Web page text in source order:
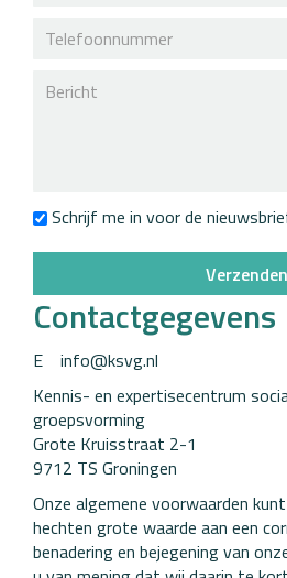
Telefoonnummer
Bericht
Schrijf me in voor de
Verzenden
Contactgegevens
E info@ksvg.nl
Kennis- en expertisecentrum
groepsvorming
Grote Kruisstraat 2-1
9712 TS Groningen
Onze algemene voorwaarden
hechten grote waarde aan een
benadering en bejegening van